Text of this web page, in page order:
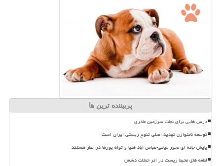
پربیننده ترین ها
درس هایی برای نجات سرزمین مادری
توسعه نامتوازن تهدید اصلی تنوع زیستی ایران است
پایش جاده ای محور میامی-عباس آباد هلیا و توله یوزها در خطر هستند
لطمه های محیط زیست در اثر حملات دشمن